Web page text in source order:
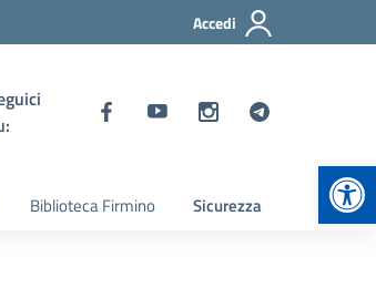
Accedi
Biblioteca Firmino Sicurezza